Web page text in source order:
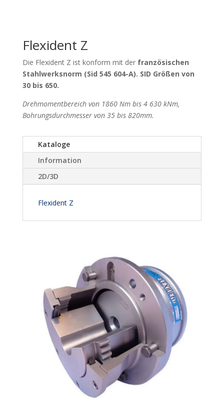
Flexident Z
Die Flexident Z ist konform mit der französischen
Stahlwerksnorm (Sid 545 604-A). SID Größen von
30 bis 650.
Drehmomentbereich von 1860 Nm bis 4 630 kNm,
Bohrungsdurchmesser von 35 bis 820mm.
Kataloge
Information
2D/3D
Flexident Z